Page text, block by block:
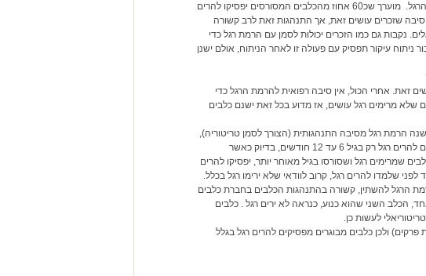
בין 6 חודשים לשנה, רב הכלבים הזכרים מתחילים להרים את הרגל. מוערך שכ60 אחוז מהכלבים המסורסים יפסיקו להרים
שזכרים עושים זאת, אך התנהגות זאת לרב קשורה
נקבות גם כמו הזכרים יכולות לסמן עם הרמת רגל כדי
עיקור תפסיק עם פעולה זו לאחר הניתוח, אולם ישנן
זאת. אחרי הכול, אין סיבה רפואית להרמת הרגל כדי
שלא מרימים רגל עושים, אז מדוע בכל זאת ישנם כלבים
הרמת רגל מסיבה התנהגותית (הצורך לסמן טריטוריה),
וישנן סיבות לא ידועות גם כן. רב הכלבים שלא מסורסים לומדים להרים רגל רק בגיל 6 עד 12 חודשים, בדיוק כאשר
מתחילה. בסביבות 60 אחוזים מהכלבים שמרימים רגל ושסורסו בגיל מאוחר יותר, יפסיקו להרים
שלמדו להרים רגל, קרוב לוודאי שלא ירימו רגל בכלל.
הרגל להשתין, קשורה בהתנהגות הכלבים בחברת כלבים
הכלב השני שהוא כנוע, כנראה לא ירים רגל . כלבים
לעשות כן.
פרקים) ולכן כלבים מבוגרים מפסיקים להרים רגל בגלל